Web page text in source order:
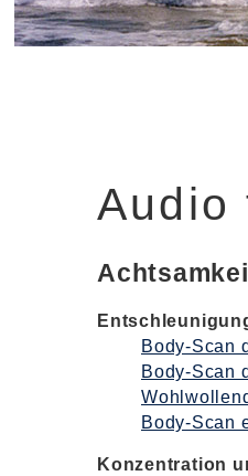
Audio
Body-Scan
Body-Scan
Body-Scan
Konzentration